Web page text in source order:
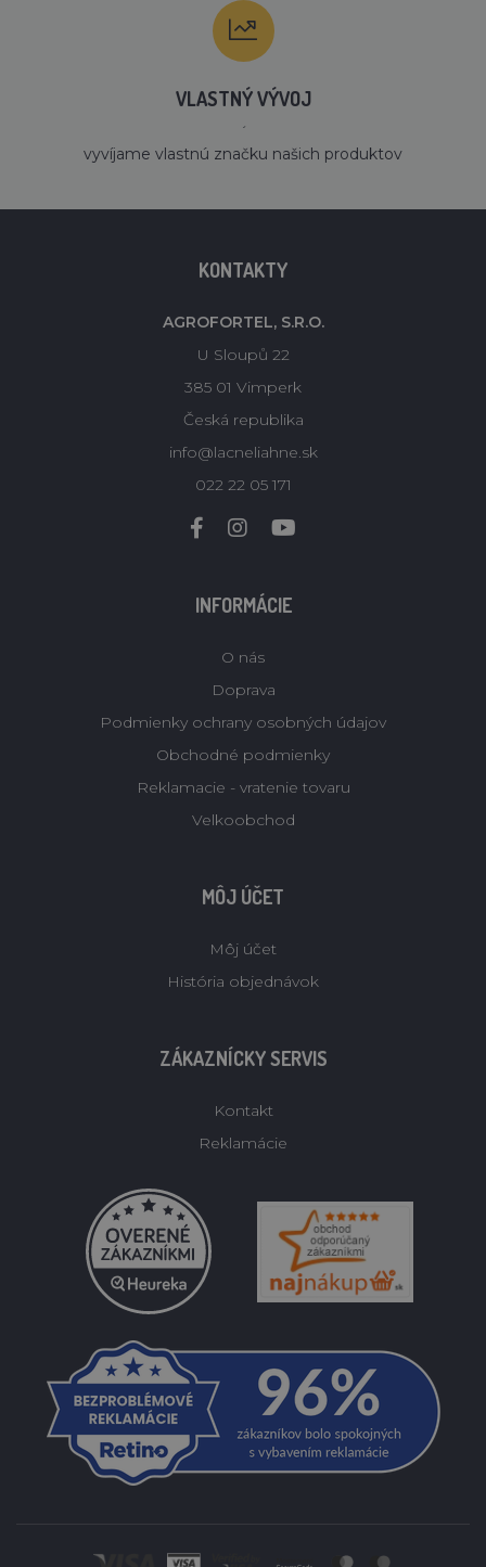
VLASTNÝ VÝVOJ
´
vyvíjame vlastnú značku našich produktov
KONTAKTY
AGROFORTEL, S.R.O.
U Sloupů 22
385 01 Vimperk
Česká republika
info@lacneliahne.sk
022 22 05 171
INFORMÁCIE
O nás
Doprava
Podmienky ochrany osobných údajov
Obchodné podmienky
Reklamacie - vratenie tovaru
Velkoobchod
MÔJ ÚČET
Môj účet
História objednávok
ZÁKAZNÍCKY SERVIS
Kontakt
Reklamácie